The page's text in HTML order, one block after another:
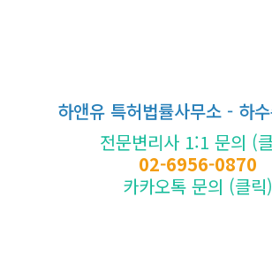
하앤유 특허법률사무소 - 하
전문변리사 1:1 문의 (
02-6956-0870
카카오톡 문의 (클릭)